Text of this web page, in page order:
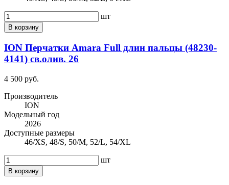
шт
В корзину
ION Перчатки Amara Full длин пальцы (48230-
4141) св.олив. 26
4 500 руб.
Производитель
ION
Модельный год
2026
Доступные размеры
46/XS, 48/S, 50/M, 52/L, 54/XL
шт
В корзину